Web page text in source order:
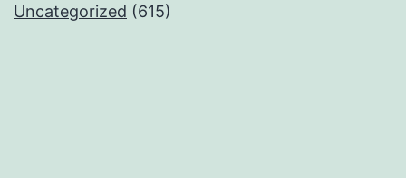
Uncategorized (615)